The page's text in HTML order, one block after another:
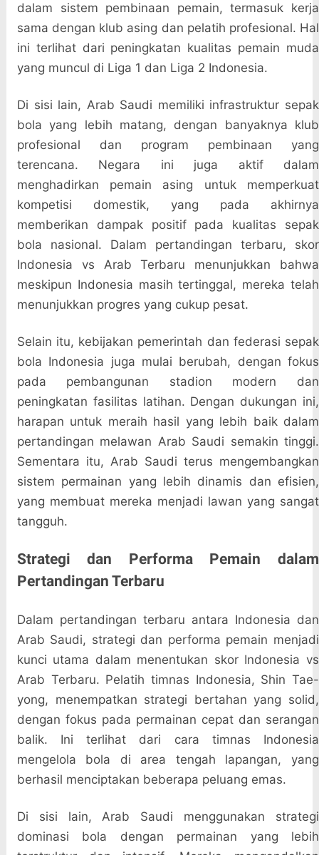
dalam sistem pembinaan pemain, termasuk kerja
sama dengan klub asing dan pelatih profesional. Hal
ini terlihat dari peningkatan kualitas pemain muda
yang muncul di Liga 1 dan Liga 2 Indonesia.
Di sisi lain, Arab Saudi memiliki infrastruktur sepak
bola yang lebih matang, dengan banyaknya klub
profesional dan program pembinaan yang
terencana. Negara ini juga aktif dalam
menghadirkan pemain asing untuk memperkuat
kompetisi domestik, yang pada akhirnya
memberikan dampak positif pada kualitas sepak
bola nasional. Dalam pertandingan terbaru, skor
Indonesia vs Arab Terbaru menunjukkan bahwa
meskipun Indonesia masih tertinggal, mereka telah
menunjukkan progres yang cukup pesat.
Selain itu, kebijakan pemerintah dan federasi sepak
bola Indonesia juga mulai berubah, dengan fokus
pada pembangunan stadion modern dan
peningkatan fasilitas latihan. Dengan dukungan ini,
harapan untuk meraih hasil yang lebih baik dalam
pertandingan melawan Arab Saudi semakin tinggi.
Sementara itu, Arab Saudi terus mengembangkan
sistem permainan yang lebih dinamis dan efisien,
yang membuat mereka menjadi lawan yang sangat
tangguh.
Strategi dan Performa Pemain dalam
Pertandingan Terbaru
Dalam pertandingan terbaru antara Indonesia dan
Arab Saudi, strategi dan performa pemain menjadi
kunci utama dalam menentukan skor Indonesia vs
Arab Terbaru. Pelatih timnas Indonesia, Shin Tae-
yong, menempatkan strategi bertahan yang solid,
dengan fokus pada permainan cepat dan serangan
balik. Ini terlihat dari cara timnas Indonesia
mengelola bola di area tengah lapangan, yang
berhasil menciptakan beberapa peluang emas.
Di sisi lain, Arab Saudi menggunakan strategi
dominasi bola dengan permainan yang lebih